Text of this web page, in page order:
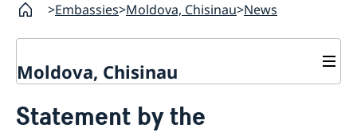
Embassies Moldova, Chisinau News
Moldova, Chisinau
About us
Statement by the